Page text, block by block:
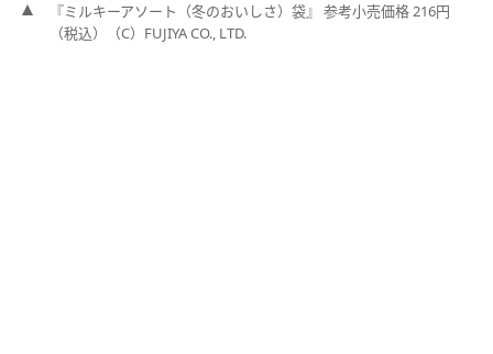
『ミルキーアソート（冬のおいしさ）袋』 参考小売価格 216円
（税込）（C）FUJIYA CO., LTD.